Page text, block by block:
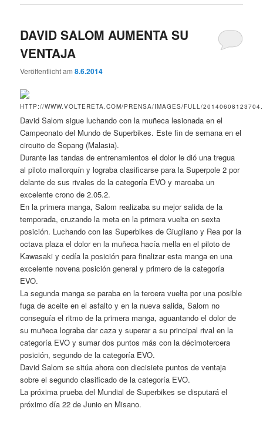
DAVID SALOM AUMENTA SU
VENTAJA
Veröffentlicht am8.6.2014
David Salom sigue luchando con la muñeca lesionada en el
Campeonato del Mundo de Superbikes. Este fin de semana en el
circuito de Sepang (Malasia).
Durante las tandas de entrenamientos el dolor le dió una tregua
al piloto mallorquín y lograba clasificarse para la Superpole 2 por
delante de sus rivales de la categoría EVO y marcaba un
excelente crono de 2.05.2.
En la primera manga, Salom realizaba su mejor salida de la
temporada, cruzando la meta en la primera vuelta en sexta
posición. Luchando con las Superbikes de Giugliano y Rea por la
octava plaza el dolor en la muñeca hacía mella en el piloto de
Kawasaki y cedía la posición para finalizar esta manga en una
excelente novena posición general y primero de la categoría
EVO.
La segunda manga se paraba en la tercera vuelta por una posible
fuga de aceite en el asfalto y en la nueva salida, Salom no
conseguía el ritmo de la primera manga, aguantando el dolor de
su muñeca lograba dar caza y superar a su principal rival en la
categoría EVO y sumar dos puntos más con la décimotercera
posición, segundo de la categoría EVO.
David Salom se sitúa ahora con diecisiete puntos de ventaja
sobre el segundo clasificado de la categoría EVO.
La próxima prueba del Mundial de Superbikes se disputará el
próximo día 22 de Junio en Misano.